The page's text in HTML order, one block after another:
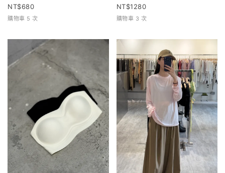
680
購物車 5 次
1280
購物車 3 次